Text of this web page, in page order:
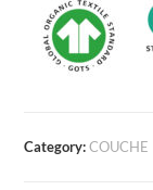
Category:COUCHE